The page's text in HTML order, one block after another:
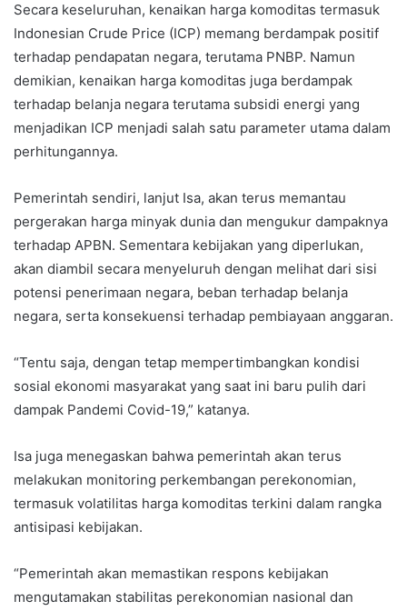
Secara keseluruhan, kenaikan harga komoditas termasuk
Indonesian Crude Price (ICP) memang berdampak positif
terhadap pendapatan negara, terutama PNBP. Namun
demikian, kenaikan harga komoditas juga berdampak
terhadap belanja negara terutama subsidi energi yang
menjadikan ICP menjadi salah satu parameter utama dalam
perhitungannya.
Pemerintah sendiri, lanjut Isa, akan terus memantau
pergerakan harga minyak dunia dan mengukur dampaknya
terhadap APBN. Sementara kebijakan yang diperlukan,
akan diambil secara menyeluruh dengan melihat dari sisi
potensi penerimaan negara, beban terhadap belanja
negara, serta konsekuensi terhadap pembiayaan anggaran.
“Tentu saja, dengan tetap mempertimbangkan kondisi
sosial ekonomi masyarakat yang saat ini baru pulih dari
dampak Pandemi Covid-19,” katanya.
Isa juga menegaskan bahwa pemerintah akan terus
melakukan monitoring perkembangan perekonomian,
termasuk volatilitas harga komoditas terkini dalam rangka
antisipasi kebijakan.
“Pemerintah akan memastikan respons kebijakan
mengutamakan stabilitas perekonomian nasional dan